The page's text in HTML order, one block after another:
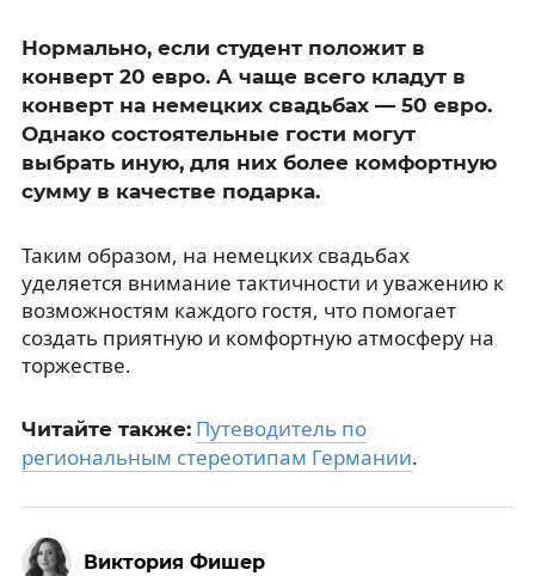
Нормально, если студент положит в
конверт 20 евро. А чаще всего кладут в
конверт на немецких свадьбах — 50 евро.
Однако состоятельные гости могут
выбрать иную, для них более комфортную
сумму в качестве подарка.
Таким образом, на немецких свадьбах
уделяется внимание тактичности и уважению к
возможностям каждого гостя, что помогает
создать приятную и комфортную атмосферу на
торжестве.
Читайте также: Путеводитель по
региональным стереотипам Германии.
Виктория Фишер